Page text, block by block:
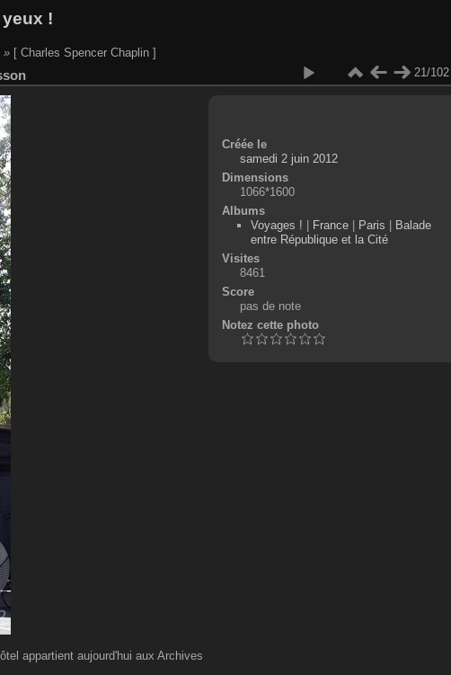
!
»[ Charles Spencer Chaplin ]
21/102
appartient aujourd'hui aux Archives
Créée le
samedi 2 juin 2012
Dimensions
1066*1600
Albums
Voyages !
France Paris
Balade
entre République et la Cité
Visites
8461
Score
pas de note
Notez cette photo